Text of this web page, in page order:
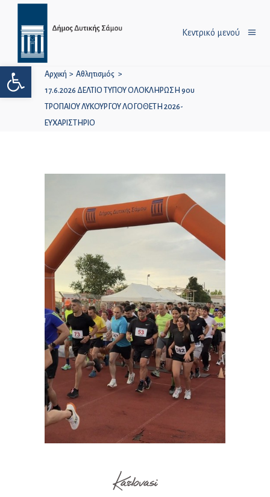
Ανοίξτε τη γραμμή εργαλείων
Κεντρικό μενού
Αρχική > Αθλητισμός >
17.6.2026 ΔΕΛΤΙΟ ΤΥΠΟΥ ΟΛΟΚΛΗΡΩΣΗ 9ου
ΤΡΟΠΑΙΟΥ ΛΥΚΟΥΡΓΟΥ ΛΟΓΟΘΕΤΗ 2026-
ΕΥΧΑΡΙΣΤΗΡΙΟ
Karlovasi